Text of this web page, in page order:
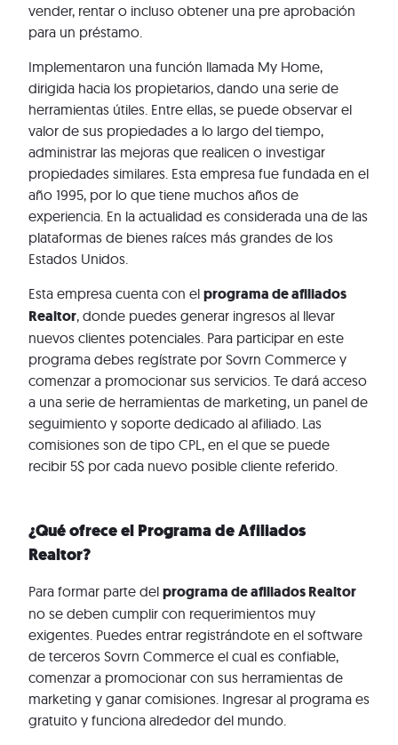
vender, rentar o incluso obtener una pre aprobación
para un préstamo.
Implementaron una función llamada My Home,
dirigida hacia los propietarios, dando una serie de
herramientas útiles. Entre ellas, se puede observar el
valor de sus propiedades a lo largo del tiempo,
administrar las mejoras que realicen o investigar
propiedades similares. Esta empresa fue fundada en el
año 1995, por lo que tiene muchos años de
experiencia. En la actualidad es considerada una de las
plataformas de bienes raíces más grandes de los
Estados Unidos.
Esta empresa cuenta con el programa de afiliados
Realtor, donde puedes generar ingresos al llevar
nuevos clientes potenciales. Para participar en este
programa debes regístrate por Sovrn Commerce y
comenzar a promocionar sus servicios. Te dará acceso
a una serie de herramientas de marketing, un panel de
seguimiento y soporte dedicado al afiliado. Las
comisiones son de tipo CPL, en el que se puede
recibir 5$ por cada nuevo posible cliente referido.
¿Qué ofrece el Programa de Afiliados
Realtor?
Para formar parte del programa de afiliados Realtor
no se deben cumplir con requerimientos muy
exigentes. Puedes entrar registrándote en el software
de terceros Sovrn Commerce el cual es confiable,
comenzar a promocionar con sus herramientas de
marketing y ganar comisiones. Ingresar al programa es
gratuito y funciona alrededor del mundo.